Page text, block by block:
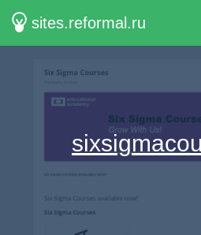
sites.reformal.ru